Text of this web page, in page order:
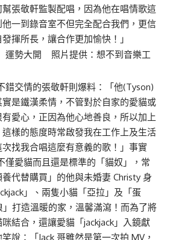
張敬軒監製配唱，因為他在唱情歌這
一到錄音室不但完全配合我們，更信
揮所長，讓合作更加愉快！」
運勢大開 照片提供：想不到音樂工
錯交情的張敬軒則爆料：「他(Tyson)
是鐵漢柔情，不管對於自家的愛貓或
愛心，正因為他心地善良，所以加上
樣的態度時常啟發我在工作上及生活
次找我合唱這麼有意義的歌！」事實
僅愛貓而且還是標準的「貓奴」，常
代替購買」的他與未婚妻 Christy 身
」、兩隻小貓「亞拉」及「蛋
打造溫暖的家，溫馨滿瀉！而為了將
咪結合，還讓愛貓「jackjack」入鏡獻
說：「Jack 哥雖然是第一次拍 MV，